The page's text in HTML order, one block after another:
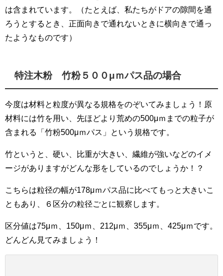
は含まれています。（たとえば、私たちがドアの隙間を通
ろうとするとき、正面向きで通れないときに横向きで通っ
たようなものです）
特注木粉 竹粉５００μｍパス品の場合
今度は材料と粒度が異なる規格をのぞいてみましょう！原
材料には竹を用い、先ほどより荒めの500μｍまでの粒子が
含まれる「竹粉500μｍパス」という規格です。
竹というと、硬い、比重が大きい、繊維が強いなどのイメ
ージがありますがどんな形をしているのでしょうか！？
こちらは粒径の幅が178μｍパス品に比べてもっと大きいこ
ともあり、６区分の粒径ごとに観察します。
区分値は75μｍ、150μｍ、212μｍ、355μｍ、425μｍです。
どんどん見てみましょう！